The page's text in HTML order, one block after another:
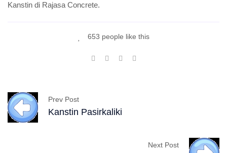
Kanstin di Rajasa Concrete.
653 people like this
Prev Post
Kanstin Pasirkaliki
Next Post